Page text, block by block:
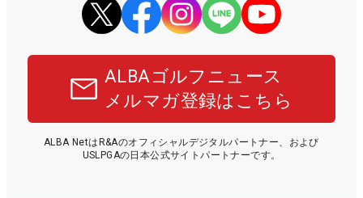
ALBAゴルフニュース
メルマガ登録はこちら
ALBA NetはR&Aのオフィシャルデジタルパートナー、および
USLPGAの日本公式サイトパートナーです。